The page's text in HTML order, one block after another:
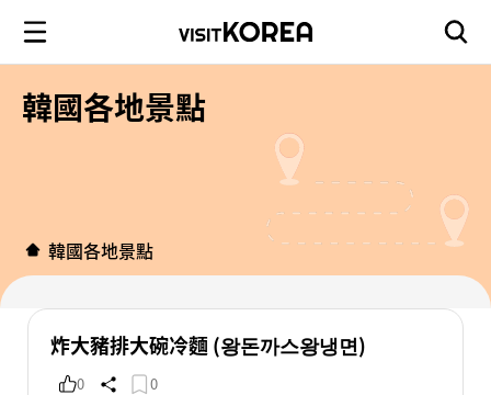
韓國各地景點
韓國各地景點
炸大豬排大碗冷麵 (왕돈까스왕냉면)
0 0